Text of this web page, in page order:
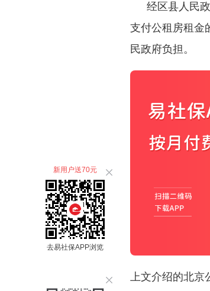
新用户送70元
去易社保APP浏览
经区县人民
支付公租房租金
民政府负担。
上文介绍的北